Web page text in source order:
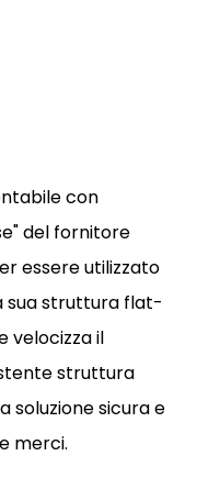
con
del fornitore
essere utilizzato
sua struttura flat-
velocizza il
struttura
soluzione sicura e
merci.